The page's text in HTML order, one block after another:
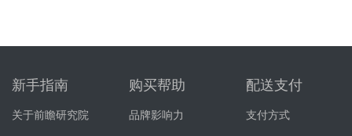
新手指南
关于前瞻研究院
购买帮助
品牌影响力
配送支付
支付方式